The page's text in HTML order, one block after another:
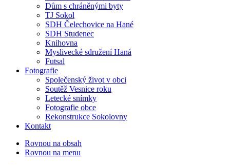
Dům s chráněnými byty
TJ Sokol
SDH Čelechovice na Hané
SDH Studenec
Knihovna
Myslivecké sdružení Haná
Futsal
Fotografie
Společenský život v obci
Soutěž Vesnice roku
Letecké snímky
Fotografie obce
Rekonstrukce Sokolovny
Kontakt
Rovnou na obsah
Rovnou na menu